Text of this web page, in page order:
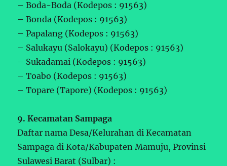
– Boda-Boda (Kodepos : 91563)
– Bonda (Kodepos : 91563)
– Papalang (Kodepos : 91563)
– Salukayu (Salokayu) (Kodepos : 91563)
– Sukadamai (Kodepos : 91563)
– Toabo (Kodepos : 91563)
– Topare (Tapore) (Kodepos : 91563)
9. Kecamatan Sampaga
Daftar nama Desa/Kelurahan di Kecamatan
Sampaga di Kota/Kabupaten Mamuju, Provinsi
Sulawesi Barat (Sulbar) :